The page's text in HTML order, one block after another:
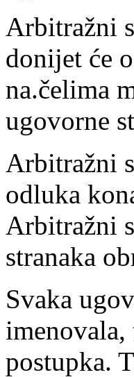
Arbitražni
donijet će
na.čelima
ugovorne
Arbitražni
odluka
Arbitražni
stranaka
Svaka
postupka.